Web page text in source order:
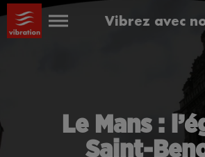
Vibrez avec
Le Mans :
Saint-